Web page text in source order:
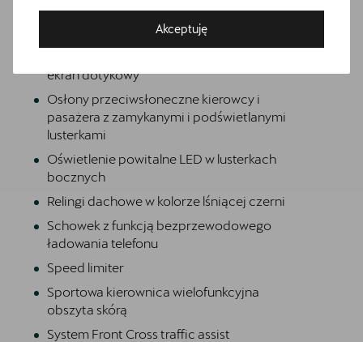
Bezpłatna jazda próbna
Przetestuj model z wybranym silnikiem i skrzynią biegów
Materiałowa ze skórą ekologiczną w kolorze
ekran dotykowy
Osłony przeciwsłoneczne kierowcy i
pasażera z zamykanymi i podświetlanymi
lusterkami
Oświetlenie powitalne LED w lusterkach
bocznych
Relingi dachowe w kolorze lśniącej czerni
Schowek z funkcją bezprzewodowego
ładowania telefonu
Speed limiter
Sportowa kierownica wielofunkcyjna
obszyta skórą
System Front Cross traffic assist
Akceptuję